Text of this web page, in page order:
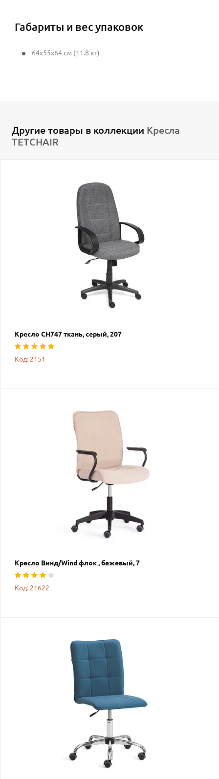
Габариты и вес упаковок
64x55x64 см (11.8 кг)
Другие товары в коллекции Кресла
TETCHAIR
Кресло СН747 ткань, серый, 207
Код: 2151
Кресло Винд/Wind флок , бежевый, 7
Код: 21622